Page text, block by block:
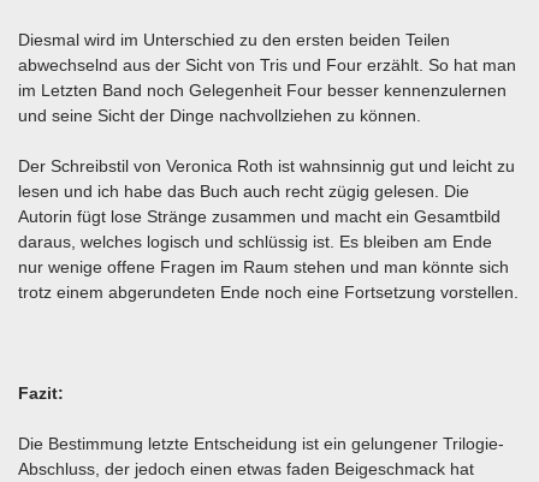
Diesmal wird im Unterschied zu den ersten beiden Teilen
abwechselnd aus der Sicht von Tris und Four erzählt. So hat man
im Letzten Band noch Gelegenheit Four besser kennenzulernen
und seine Sicht der Dinge nachvollziehen zu können.
Der Schreibstil von Veronica Roth ist wahnsinnig gut und leicht zu
lesen und ich habe das Buch auch recht zügig gelesen. Die
Autorin fügt lose Stränge zusammen und macht ein Gesamtbild
daraus, welches logisch und schlüssig ist. Es bleiben am Ende
nur wenige offene Fragen im Raum stehen und man könnte sich
trotz einem abgerundeten Ende noch eine Fortsetzung vorstellen.
Fazit:
Die Bestimmung letzte Entscheidung ist ein gelungener Trilogie-
Abschluss, der jedoch einen etwas faden Beigeschmack hat